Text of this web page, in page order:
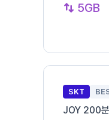
5GB
SKT
JOY 200